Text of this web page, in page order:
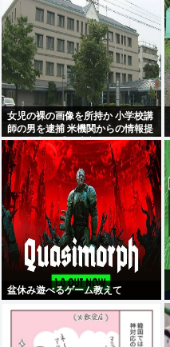
女児の裸の画像を所持か 小学校講
師の男を逮捕 米機関からの情報提
供で発覚 三重・津市
盆休み遊べるゲーム教えて